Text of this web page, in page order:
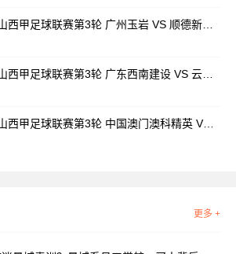
07月24日 佛山西甲足球联赛第3轮 中国澳门澳科精英 VS 藝品高國際 全场录像
更多 +